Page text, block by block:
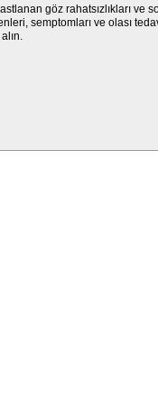
göz rahatsızlıkları ve
semptomları ve olası